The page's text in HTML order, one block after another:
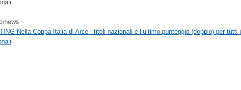
Nella Coppa Italia di Arce i titoli nazionali e l’ultimo punteggio (doppio) per tutti i